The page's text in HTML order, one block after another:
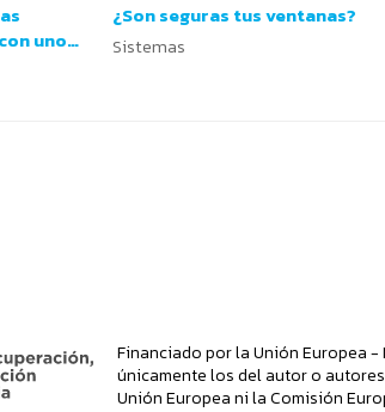
unos
calidad
¿Son seguras tus ventanas?
Sistemas
Financiado por la Unión Europea
únicamente los del autor o
Unión Europea ni la Comisión